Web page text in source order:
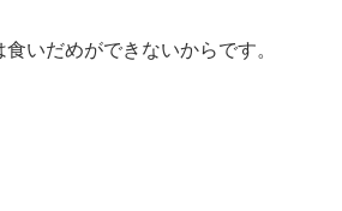
いだめができないからです。